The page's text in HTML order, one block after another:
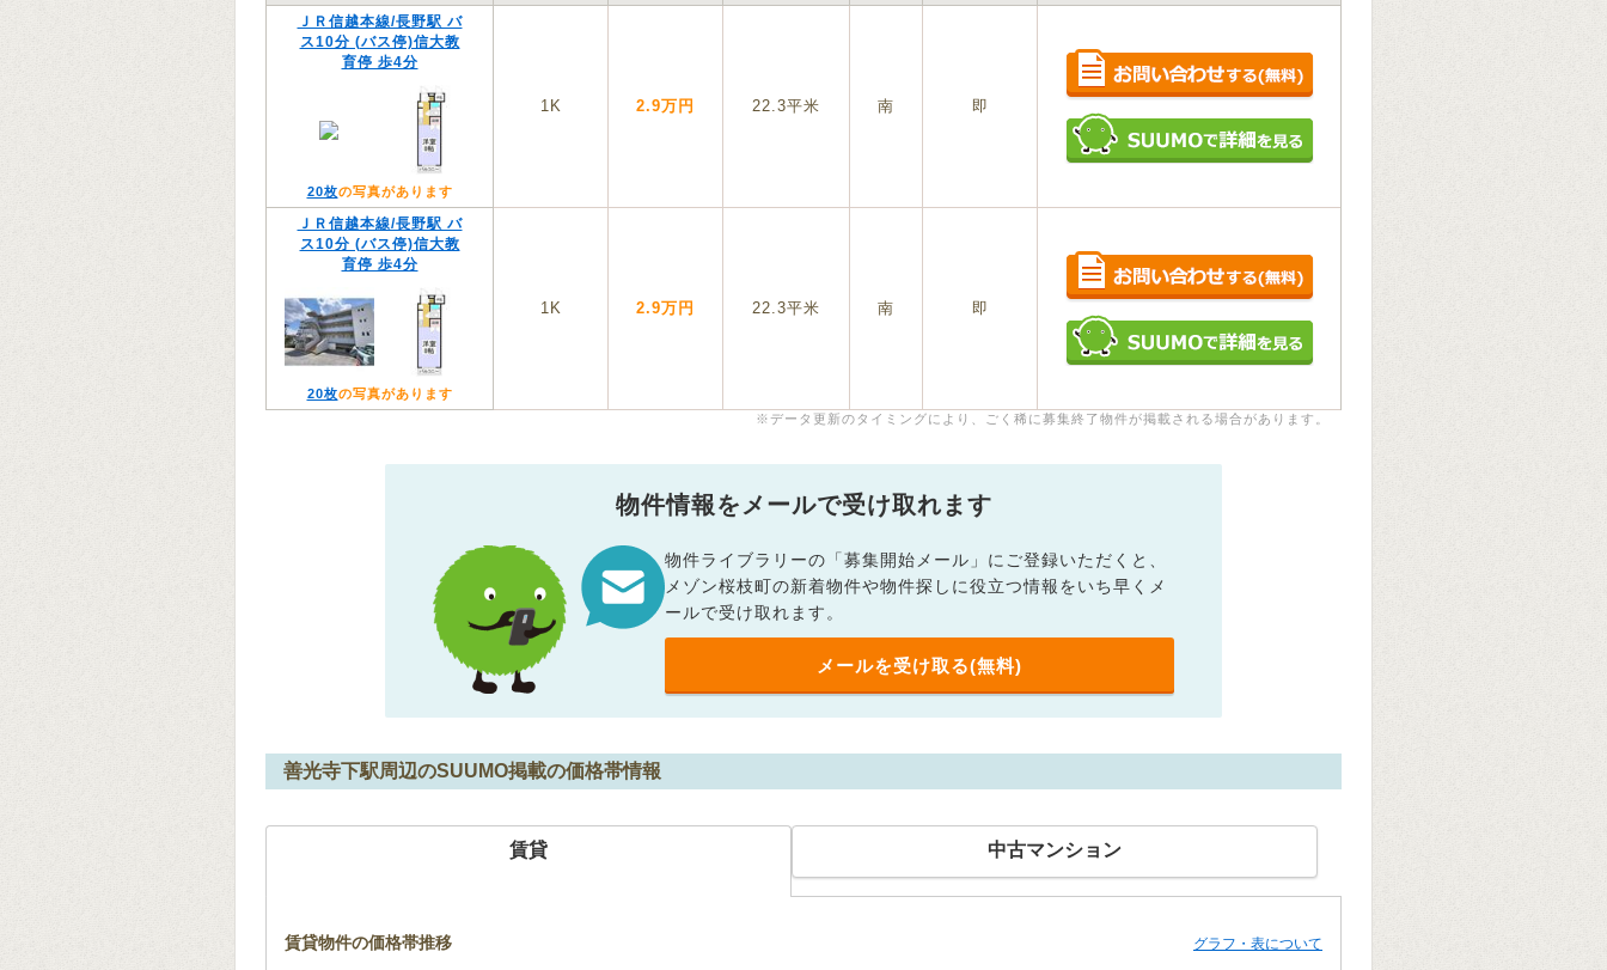
ＪＲ信越本線/長野駅 バ
ス10分 (バス停)信大教
育停 歩4分
20枚の写真があります
1K 2.9万円 22.3平米 南 即
ＪＲ信越本線/長野駅 バ
ス10分 (バス停)信大教
育停 歩4分
20枚の写真があります
1K 2.9万円 22.3平米 南 即
※データ更新のタイミングにより、ごく稀に募集終了物件が掲載される場合があります。
物件情報をメールで受け取れます
物件ライブラリーの「募集開始メール」にご登録いただくと、
メゾン桜枝町の新着物件や物件探しに役立つ情報をいち早くメ
ールで受け取れます。
メールを受け取る(無料)
善光寺下駅周辺のSUUMO掲載の価格帯情報
賃貸 中古マンション
賃貸物件の価格帯推移 グラフ・表について